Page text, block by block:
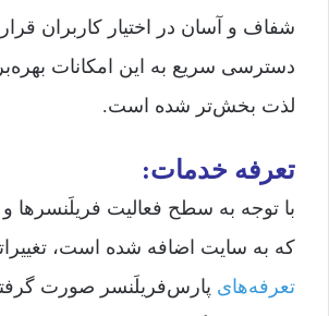
شفاف و آسان در اختیار کاربران قرار
دسترسی سریع به این امکانات
لذت بخش‌تر شده است.
تعرفه خدمات:
با توجه به سطح فعالیت فریلَنسرها
که به سایت اضافه شده است،
تعرفه‌های پارس‌فریلَنسر صورت